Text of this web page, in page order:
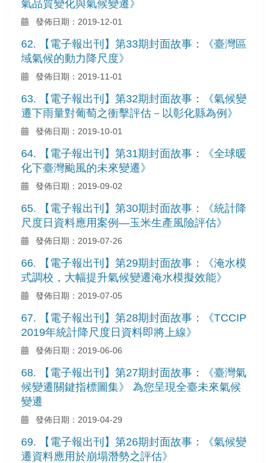
氣品質變化與氣候變遷》
發佈日期：2019-12-01
62. 【電子報出刊】第33期封面故事：《臺灣區
域氣候的動力降尺度》
發佈日期：2019-11-01
63. 【電子報出刊】第32期封面故事：《氣候變
遷下雨量對葡萄之衝擊評估－以彰化縣為例》
發佈日期：2019-10-01
64. 【電子報出刊】第31期封面故事：《全球暖
化下臺灣颱風的未來變遷》
發佈日期：2019-09-02
65. 【電子報出刊】第30期封面故事：《統計降
尺度日資料應用案例—玉米生產風險評估》
發佈日期：2019-07-26
66. 【電子報出刊】第29期封面故事：《淹水模
式調校，大幅提升氣候變遷淹水模擬效能》
發佈日期：2019-07-05
67. 【電子報出刊】第28期封面故事：《TCCIP
2019年統計降尺度日資料即將上線》
發佈日期：2019-06-06
68. 【電子報出刊】第27期封面故事：《臺灣氣
候變遷關鍵指標圖集》 為您呈現全臺未來氣候
變遷
發佈日期：2019-04-29
69. 【電子報出刊】第26期封面故事：《氣候變
遷資料應用於崩塌潛勢之評估》